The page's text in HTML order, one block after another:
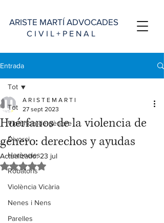
ARISTE MARTÍ ADVOCADES
C I V I L + P E N A L
Entrada
Tot
Violència de gènere
Divorci
Herències
Robatoris
Violència Vicària
Nenes i Nens
Parelles
Tot
Huérfanos de la violencia de
género: derechos y ayudas
A R I S T E M A R T I
27 sept 2023
Actualizado:23 jul
Obtuvo NaN de 5 estrellas.